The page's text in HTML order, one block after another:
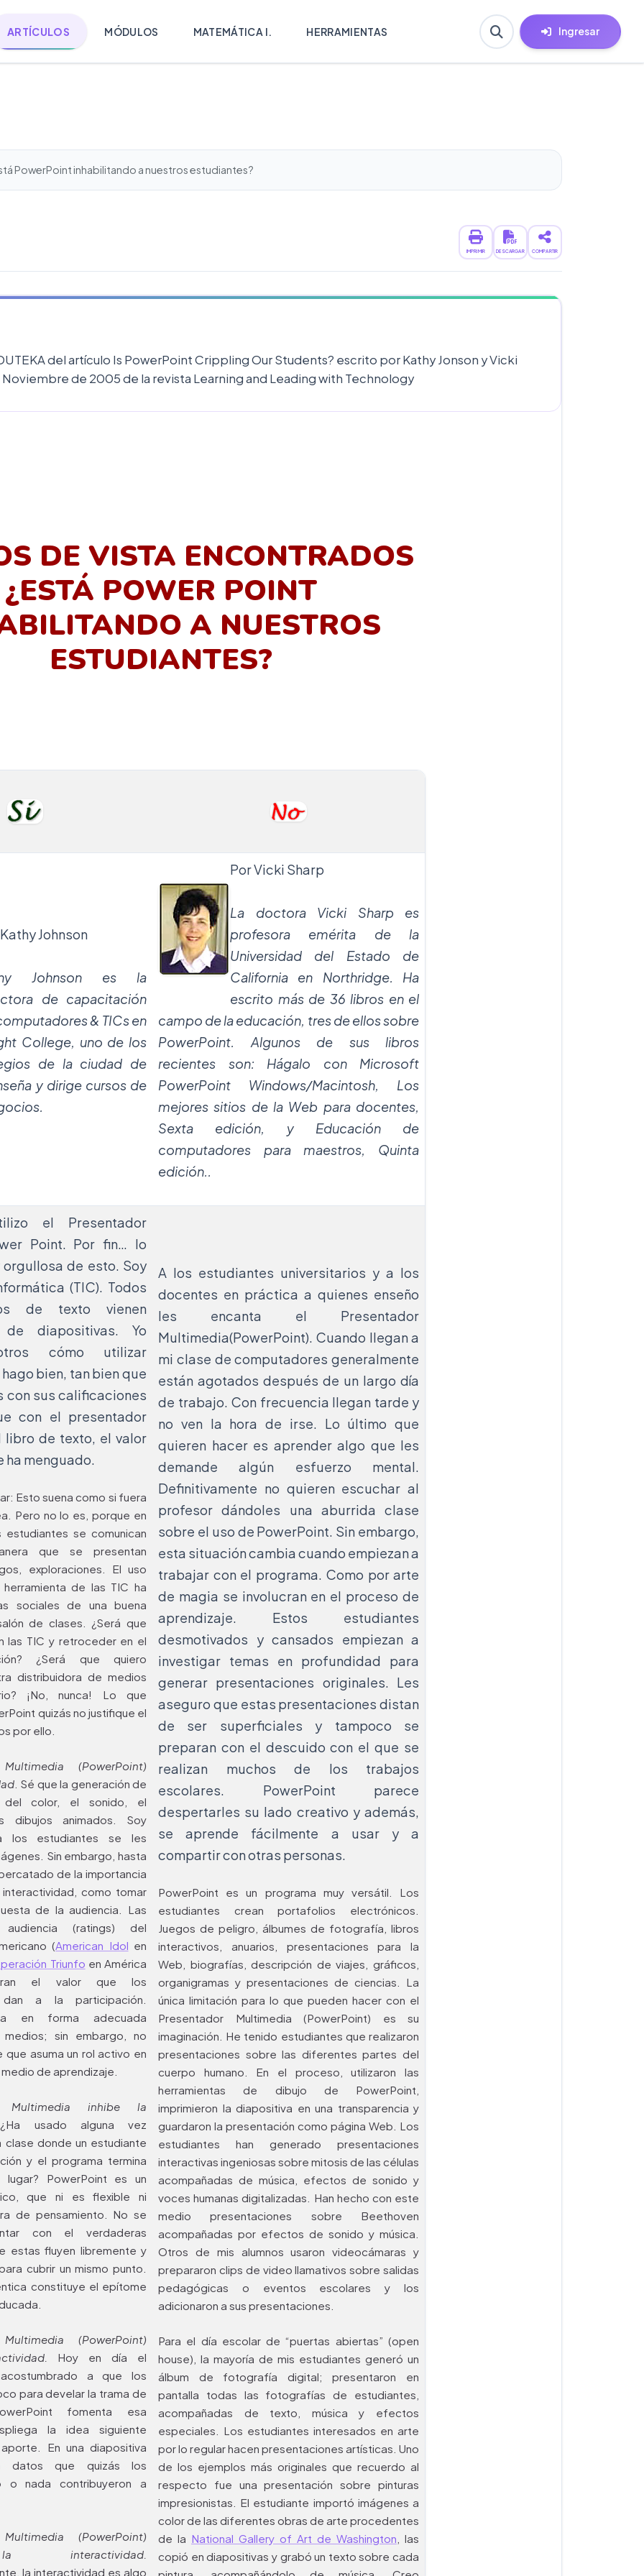
ARTÍCULOS MÓDULOS MATEMÁTICA I. HERRAMIENTAS Ingresar
PowerPoint inhabilitando a nuestros estudiantes?
IMPRIMIR DESCARGAR COMPARTIR
del artículo Is PowerPoint Crippling Our Students? escrito por Kathy Jonson y Vicki
de 2005 de la revista Learning and Leading with Technology
DE VISTA ENCONTRADOS
¿ESTÁ POWER POINT
A NUESTROS
ESTUDIANTES?
Johnson
Johnson es la
de capacitación
& TICs en
College, uno de los
de la ciudad de
y dirige cursos de
Por Vicki Sharp
La doctora Vicki Sharp es
profesora emérita de la
Universidad del Estado de
California en Northridge. Ha
escrito más de 36 libros en el
campo de la educación, tres de ellos sobre
PowerPoint. Algunos de sus libros
recientes son: Hágalo con Microsoft
PowerPoint Windows/Macintosh, Los
mejores sitios de la Web para docentes,
Sexta edición, y Educación de
computadores para maestros, Quinta
edición..
el Presentador
Point. Por fin… lo
de esto. Soy
(TIC). Todos
de texto vienen
de diapositivas. Yo
cómo utilizar
bien, tan bien que
con sus calificaciones
con el presentador
libro de texto, el valor
ha menguado.
Esto suena como si fuera
Pero no lo es, porque en
se comunican
que se presentan
exploraciones. El uso
de las TIC ha
sociales de una buena
de clases. ¿Será que
las TIC y retroceder en el
¿Será que quiero
distribuidora de medios
¡No, nunca! Lo que
quizás no justifique el
por ello.
(PowerPoint)
. Sé que la generación de
color, el sonido, el
dibujos animados. Soy
los estudiantes se les
Sin embargo, hasta
de la importancia
como tomar
de la audiencia. Las
(ratings) del
(American Idol en
Triunfo en América
el valor que los
a la participación.
en forma adecuada
sin embargo, no
asuma un rol activo en
de aprendizaje.
Multimedia inhibe la
¿Ha usado alguna vez
clase donde un estudiante
y el programa termina
PowerPoint es un
que ni es flexible ni
de pensamiento. No se
con el verdaderas
estas fluyen libremente y
cubrir un mismo punto.
constituye el epítome
(PowerPoint)
Hoy en día el
a que los
para develar la trama de
fomenta esa
la idea siguiente
En una diapositiva
datos que quizás los
o nada contribuyeron a
(PowerPoint)
interactividad.
la interactividad es algo
A los estudiantes universitarios y a los
docentes en práctica a quienes enseño
les encanta el Presentador
Multimedia(PowerPoint). Cuando llegan a
mi clase de computadores generalmente
están agotados después de un largo día
de trabajo. Con frecuencia llegan tarde y
no ven la hora de irse. Lo último que
quieren hacer es aprender algo que les
demande algún esfuerzo mental.
Definitivamente no quieren escuchar al
profesor dándoles una aburrida clase
sobre el uso de PowerPoint. Sin embargo,
esta situación cambia cuando empiezan a
trabajar con el programa. Como por arte
de magia se involucran en el proceso de
aprendizaje. Estos estudiantes
desmotivados y cansados empiezan a
investigar temas en profundidad para
generar presentaciones originales. Les
aseguro que estas presentaciones distan
de ser superficiales y tampoco se
preparan con el descuido con el que se
realizan muchos de los trabajos
escolares. PowerPoint parece
despertarles su lado creativo y además,
se aprende fácilmente a usar y a
compartir con otras personas.
PowerPoint es un programa muy versátil. Los
estudiantes crean portafolios electrónicos.
Juegos de peligro, álbumes de fotografía, libros
interactivos, anuarios, presentaciones para la
Web, biografías, descripción de viajes, gráficos,
organigramas y presentaciones de ciencias. La
única limitación para lo que pueden hacer con el
Presentador Multimedia (PowerPoint) es su
imaginación. He tenido estudiantes que realizaron
presentaciones sobre las diferentes partes del
cuerpo humano. En el proceso, utilizaron las
herramientas de dibujo de PowerPoint,
imprimieron la diapositiva en una transparencia y
guardaron la presentación como página Web. Los
estudiantes han generado presentaciones
interactivas ingeniosas sobre mitosis de las células
acompañadas de música, efectos de sonido y
voces humanas digitalizadas. Han hecho con este
medio presentaciones sobre Beethoven
acompañadas por efectos de sonido y música.
Otros de mis alumnos usaron videocámaras y
prepararon clips de video llamativos sobre salidas
pedagógicas o eventos escolares y los
adicionaron a sus presentaciones.
Para el día escolar de “puertas abiertas” (open
house), la mayoría de mis estudiantes generó un
álbum de fotografía digital; presentaron en
pantalla todas las fotografías de estudiantes,
acompañadas de texto, música y efectos
especiales. Los estudiantes interesados en arte
por lo regular hacen presentaciones artísticas. Uno
de los ejemplos más originales que recuerdo al
respecto fue una presentación sobre pinturas
impresionistas. El estudiante importó imágenes a
color de las diferentes obras de arte procedentes
de la National Gallery of Art de Washington , las
copió en diapositivas y grabó un texto sobre cada